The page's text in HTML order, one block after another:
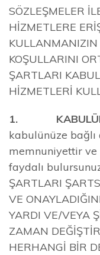
SÖZLEŞMELER
HİZMETLERE
KOŞULLARINI
ŞARTLARI
HİZMETLERİ
1.
kabulünüze
memnuniyettir ve
faydalı
ŞARTLARI
VE
YARDI VE/VEYA
ZAMAN
HERHANGİ BİR